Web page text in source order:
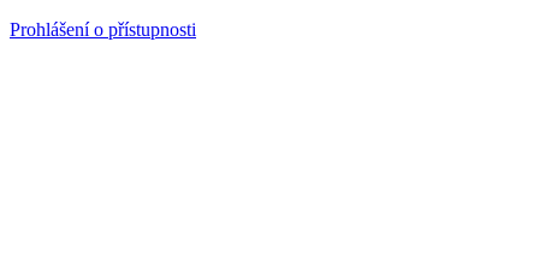
Prohlášení o přístupnosti